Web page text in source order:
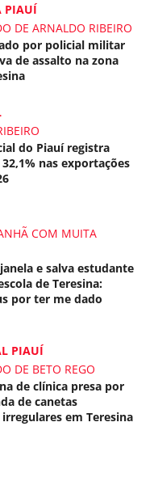
PIAUÍ
DE ARNALDO RIBEIRO
por policial militar
de assalto na zona
do Piauí registra
nas exportações
COM MUITA
e salva estudante
de Teresina:
por ter me dado
PIAUÍ
DE BETO REGO
de clínica presa por
de canetas
em Teresina